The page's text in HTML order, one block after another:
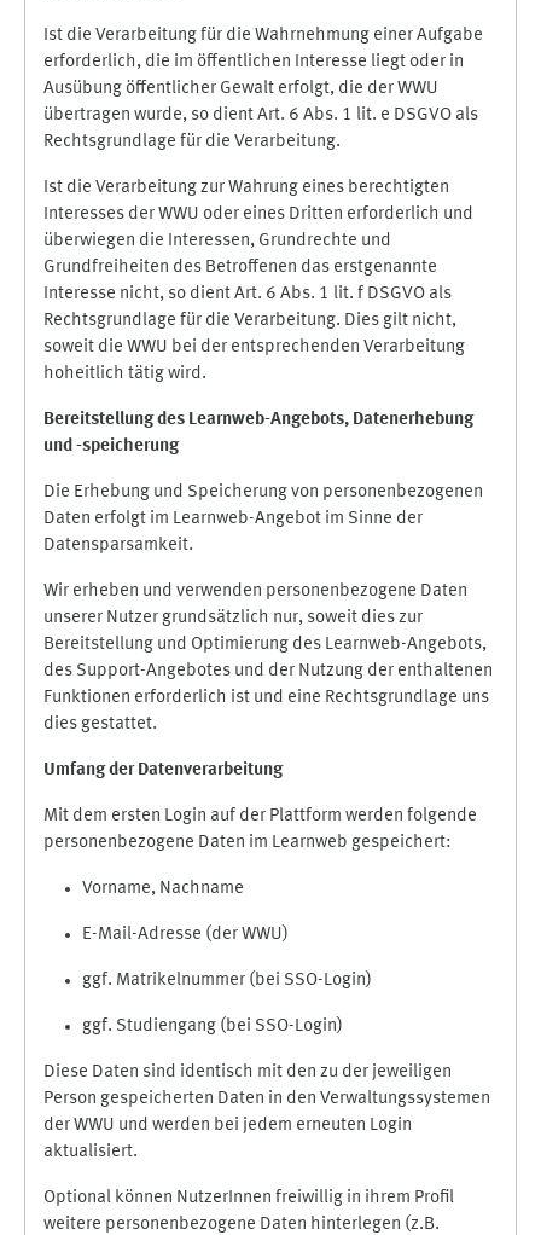
Ist die Verarbeitung für die Wahrnehmung einer Aufgabe
erforderlich, die im öffentlichen Interesse liegt oder in
Ausübung öffentlicher Gewalt erfolgt, die der WWU
übertragen wurde, so dient Art. 6 Abs. 1 lit. e DSGVO als
Rechtsgrundlage für die Verarbeitung.
Ist die Verarbeitung zur Wahrung eines berechtigten
Interesses der WWU oder eines Dritten erforderlich und
überwiegen die Interessen, Grundrechte und
Grundfreiheiten des Betroffenen das erstgenannte
Interesse nicht, so dient Art. 6 Abs. 1 lit. f DSGVO als
Rechtsgrundlage für die Verarbeitung. Dies gilt nicht,
soweit die WWU bei der entsprechenden Verarbeitung
hoheitlich tätig wird.
Bereitstellung des Learnweb-Angebots, Datenerhebung
und -speicherung
Die Erhebung und Speicherung von personenbezogenen
Daten erfolgt im Learnweb-Angebot im Sinne der
Datensparsamkeit.
Wir erheben und verwenden personenbezogene Daten
unserer Nutzer grundsätzlich nur, soweit dies zur
Bereitstellung und Optimierung des Learnweb-Angebots,
des Support-Angebotes und der Nutzung der enthaltenen
Funktionen erforderlich ist und eine Rechtsgrundlage uns
dies gestattet.
Umfang der Datenverarbeitung
Mit dem ersten Login auf der Plattform werden folgende
personenbezogene Daten im Learnweb gespeichert:
Vorname, Nachname
E-Mail-Adresse (der WWU)
ggf. Matrikelnummer (bei SSO-Login)
ggf. Studiengang (bei SSO-Login)
Diese Daten sind identisch mit den zu der jeweiligen
Person gespeicherten Daten in den Verwaltungssystemen
der WWU und werden bei jedem erneuten Login
aktualisiert.
Optional können NutzerInnen freiwillig in ihrem Profil
weitere personenbezogene Daten hinterlegen (z.B.